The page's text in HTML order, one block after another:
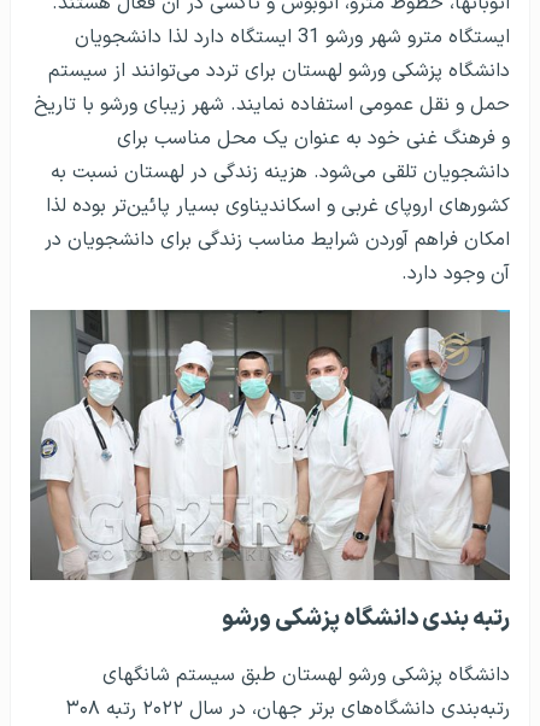
ایستگاه مترو شهر ورشو 31 ایستگاه دارد لذا دانشجویان
دانشگاه پزشکی ورشو لهستان برای تردد می‌توانند از سیستم
حمل و نقل عمومی استفاده نمایند. شهر زیبای ورشو با تاریخ
و فرهنگ غنی خود به عنوان یک محل مناسب برای
دانشجویان تلقی می‌شود. هزینه زندگی در لهستان نسبت به
کشورهای اروپای غربی و اسکاندیناوی بسیار پائین‌تر بوده لذا
امکان فراهم آوردن شرایط مناسب زندگی برای دانشجویان در
آن وجود دارد.
رتبه بندی دانشگاه پزشکی ورشو
دانشگاه پزشکی ورشو لهستان طبق سیستم شانگهای
رتبه‌بندی دانشگاه‌های برتر جهان، در سال ۲۰۲۲ رتبه ۳۰۸